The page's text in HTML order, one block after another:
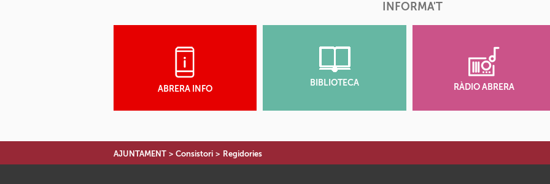
INFORMA'T
ABRERA INFO
BIBLIOTECA RÀDIO ABRERA
AJUNTAMENT > Consistori > Regidories